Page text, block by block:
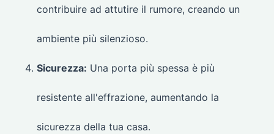
contribuire ad attutire il rumore, creando un
ambiente più silenzioso.
Sicurezza: Una porta più spessa è più
resistente all'effrazione, aumentando la
sicurezza della tua casa.